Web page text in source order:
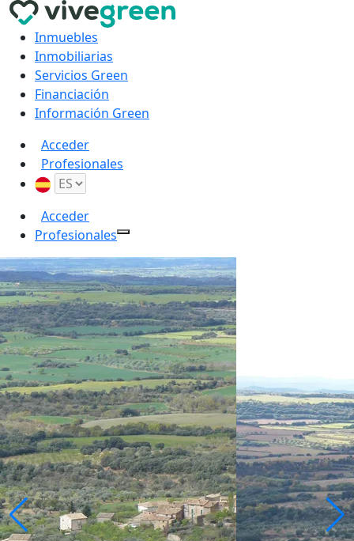
Inmuebles
Inmobiliarias
Servicios Green
Financiación
Información Green
Acceder
Profesionales
Acceder
Profesionales